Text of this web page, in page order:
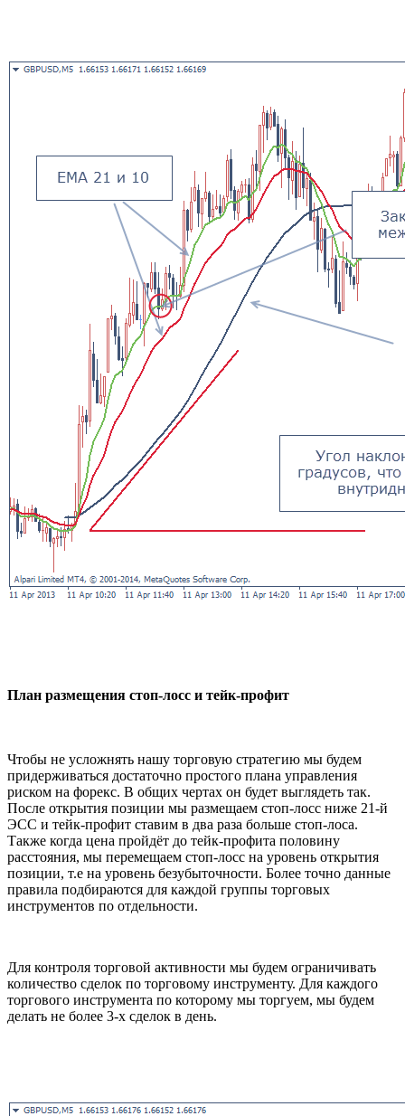
План размещения стоп-лосс и тейк-профит
Чтобы не усложнять нашу торговую стратегию мы будем
придерживаться достаточно простого плана управления
риском на форекс. В общих чертах он будет выглядеть так.
После открытия позиции мы размещаем стоп-лосс ниже 21-й
ЭСС и тейк-профит ставим в два раза больше стоп-лоса.
Также когда цена пройдёт до тейк-профита половину
расстояния, мы перемещаем стоп-лосс на уровень открытия
позиции, т.е на уровень безубыточности. Более точно данные
правила подбираются для каждой группы торговых
инструментов по отдельности.
Для контроля торговой активности мы будем ограничивать
количество сделок по торговому инструменту. Для каждого
торгового инструмента по которому мы торгуем, мы будем
делать не более 3-х сделок в день.